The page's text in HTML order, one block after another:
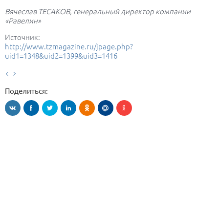
Вячеслав ТЕСАКОВ, генеральный директор компании
«Равелин»
Источник:
http://www.tzmagazine.ru/jpage.php?
uid1=1348&uid2=1399&uid3=1416
Поделиться: